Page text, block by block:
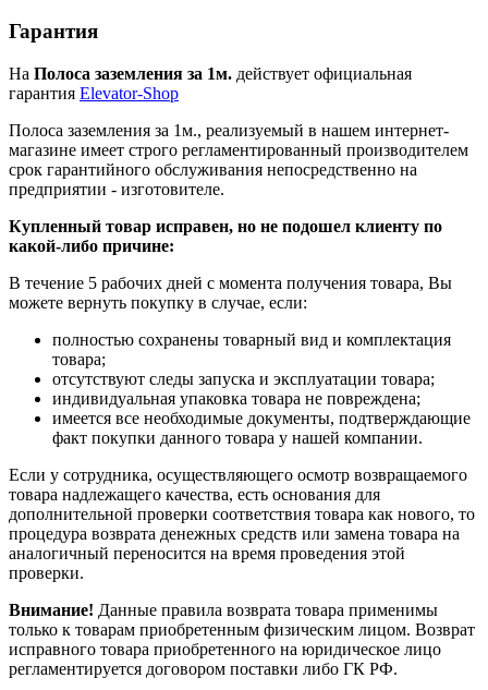
Гарантия
На Полоса заземления за 1м. действует официальная
гарантия Elevator-Shop
Полоса заземления за 1м., реализуемый в нашем интернет-
магазине имеет строго регламентированный производителем
срок гарантийного обслуживания непосредственно на
предприятии - изготовителе.
Купленный товар исправен, но не подошел клиенту по
какой-либо причине:
В течение 5 рабочих дней с момента получения товара, Вы
можете вернуть покупку в случае, если:
полностью сохранены товарный вид и комплектация
товара;
отсутствуют следы запуска и эксплуатации товара;
индивидуальная упаковка товара не повреждена;
имеется все необходимые документы, подтверждающие
факт покупки данного товара у нашей компании.
Если у сотрудника, осуществляющего осмотр возвращаемого
товара надлежащего качества, есть основания для
дополнительной проверки соответствия товара как нового, то
процедура возврата денежных средств или замена товара на
аналогичный переносится на время проведения этой
проверки.
Внимание! Данные правила возврата товара применимы
только к товарам приобретенным физическим лицом. Возврат
исправного товара приобретенного на юридическое лицо
регламентируется договором поставки либо ГК РФ.